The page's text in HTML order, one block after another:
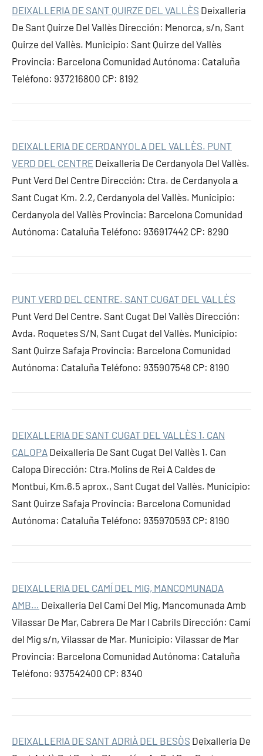
DEIXALLERIA DE SANT QUIRZE DEL VALLÈS Deixalleria
De Sant Quirze Del Vallès Dirección: Menorca, s/n, Sant
Quirze del Vallès. Municipio: Sant Quirze del Vallès
Provincia: Barcelona Comunidad Autónoma: Cataluña
Teléfono: 937216800 CP: 8192
DEIXALLERIA DE CERDANYOLA DEL VALLÈS. PUNT
VERD DEL CENTRE Deixalleria De Cerdanyola Del Vallès.
Punt Verd Del Centre Dirección: Ctra. de Cerdanyola а
Sant Cugat Km. 2.2, Cerdanyola del Vallès. Municipio:
Cerdanyola del Vallès Provincia: Barcelona Comunidad
Autónoma: Cataluña Teléfono: 936917442 CP: 8290
PUNT VERD DEL CENTRE. SANT CUGAT DEL VALLÈS
Punt Verd Del Centre. Sant Cugat Del Vallès Dirección:
Avda. Roquetes S/N, Sant Cugat del Vallès. Municipio:
Sant Quirze Safaja Provincia: Barcelona Comunidad
Autónoma: Cataluña Teléfono: 935907548 CP: 8190
DEIXALLERIA DE SANT CUGAT DEL VALLÈS 1. CAN
CALOPA Deixalleria De Sant Cugat Del Vallès 1. Can
Calopa Dirección: Ctra.Molins de Rei A Caldes de
Montbui, Km.6.5 aprox., Sant Cugat del Vallès. Municipio:
Sant Quirze Safaja Provincia: Barcelona Comunidad
Autónoma: Cataluña Teléfono: 935970593 CP: 8190
DEIXALLERIA DEL CAMÍ DEL MIG, MANCOMUNADA
AMB… Deixalleria Del Camí Del Mig, Mancomunada Amb
Vilassar De Mar, Cabrera De Mar I Cabrils Dirección: Camí
del Mig s/n, Vilassar de Mar. Municipio: Vilassar de Mar
Provincia: Barcelona Comunidad Autónoma: Cataluña
Teléfono: 937542400 CP: 8340
DEIXALLERIA DE SANT ADRIÀ DEL BESÒS Deixalleria De